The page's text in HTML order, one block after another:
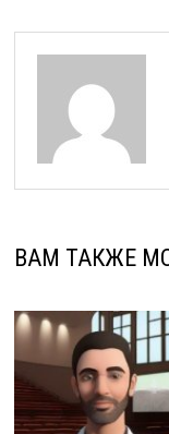
ВАМ ТАКЖЕ